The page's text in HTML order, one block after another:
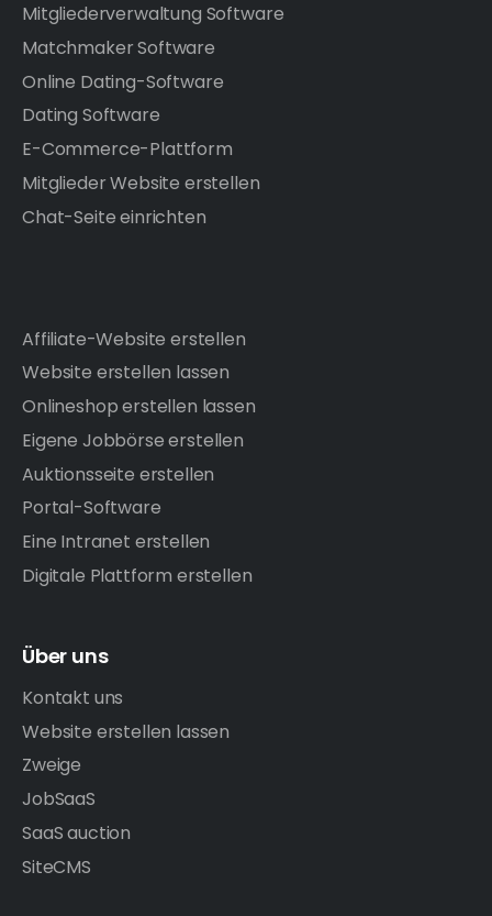
Mitgliederverwaltung Software
Matchmaker Software
Online Dating-Software
Dating Software
E-Commerce-Plattform
Mitglieder Website erstellen
Chat-Seite einrichten
Affiliate-Website erstellen
Website erstellen lassen
Onlineshop erstellen lassen
Eigene Jobbörse erstellen
Auktionsseite erstellen
Portal-Software
Eine Intranet erstellen
Digitale Plattform erstellen
Über uns
Kontakt uns
Website erstellen lassen
Zweige
JobSaaS
SaaS auction
SiteCMS